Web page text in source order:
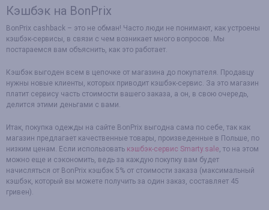
Кэшбэк на BonPrix
BonPrix cashback – это не обман! Часто люди не понимают, как устроены
кэшбэк-сервисы, в связи с чем возникает много вопросов. Мы
постараемся вам объяснить, как это работает.
Кэшбэк выгоден всем в цепочке от магазина до покупателя. Продавцу
нужны новые клиенты, которых приводит кэшбэк-сервис. За это магазин
платит сервису часть стоимости вашего заказа, а он, в свою очередь,
делится этими деньгами с вами.
Итак, покупка одежды на сайте BonPrix выгодна сама по себе, так как
магазин предлагает качественные товары, произведенные в Польше, по
низким ценам. Если использовать кэшбэк-сервис Smarty.sale, то на этом
можно еще и сэкономить, ведь за каждую покупку вам будет
начисляться от BonPrix кэшбэк 5% от стоимости заказа (максимальный
кэшбэк, который вы можете получить за один заказ, составляет 45
гривен).